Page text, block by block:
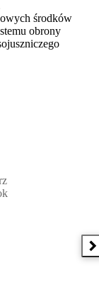
środków
obrony